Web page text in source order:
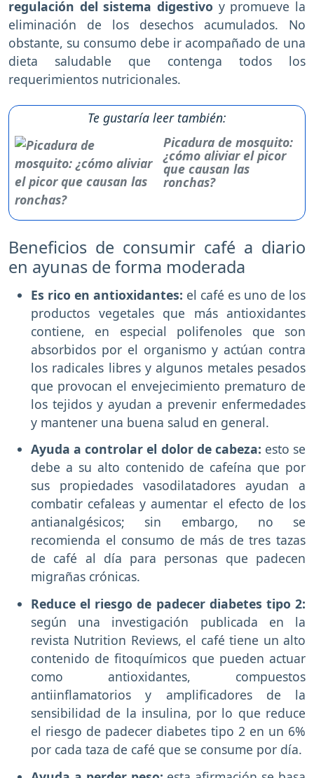
regulación del sistema digestivo y promueve la
eliminación de los desechos acumulados. No
obstante, su consumo debe ir acompañado de una
dieta saludable que contenga todos los
requerimientos nutricionales.
Te gustaría leer también:
Picadura de mosquito:
¿cómo aliviar el picor
que causan las
ronchas?
Beneficios de consumir café a diario
en ayunas de forma moderada
Es rico en antioxidantes: el café es uno de los
productos vegetales que más antioxidantes
contiene, en especial polifenoles que son
absorbidos por el organismo y actúan contra
los radicales libres y algunos metales pesados
que provocan el envejecimiento prematuro de
los tejidos y ayudan a prevenir enfermedades
y mantener una buena salud en general.
Ayuda a controlar el dolor de cabeza: esto se
debe a su alto contenido de cafeína que por
sus propiedades vasodilatadores ayudan a
combatir cefaleas y aumentar el efecto de los
antianalgésicos; sin embargo, no se
recomienda el consumo de más de tres tazas
de café al día para personas que padecen
migrañas crónicas.
Reduce el riesgo de padecer diabetes tipo 2:
según una investigación publicada en la
revista Nutrition Reviews, el café tiene un alto
contenido de fitoquímicos que pueden actuar
como antioxidantes, compuestos
antiinflamatorios y amplificadores de la
sensibilidad de la insulina, por lo que reduce
el riesgo de padecer diabetes tipo 2 en un 6%
por cada taza de café que se consume por día.